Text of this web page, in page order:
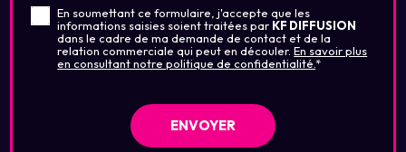
En soumettant ce formulaire, j'accepte que les
informations saisies soient traitées par KF DIFFUSION
dans le cadre de ma demande de contact et de la
relation commerciale qui peut en découler.En savoir plus
en consultant notre politique de confidentialité. *